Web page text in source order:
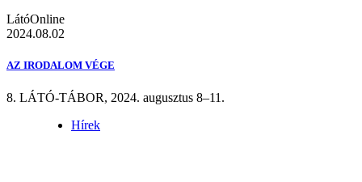
LátóOnline
2024.08.02
AZ IRODALOM VÉGE
8. LÁTÓ-TÁBOR, 2024. augusztus 8–11.
Hírek